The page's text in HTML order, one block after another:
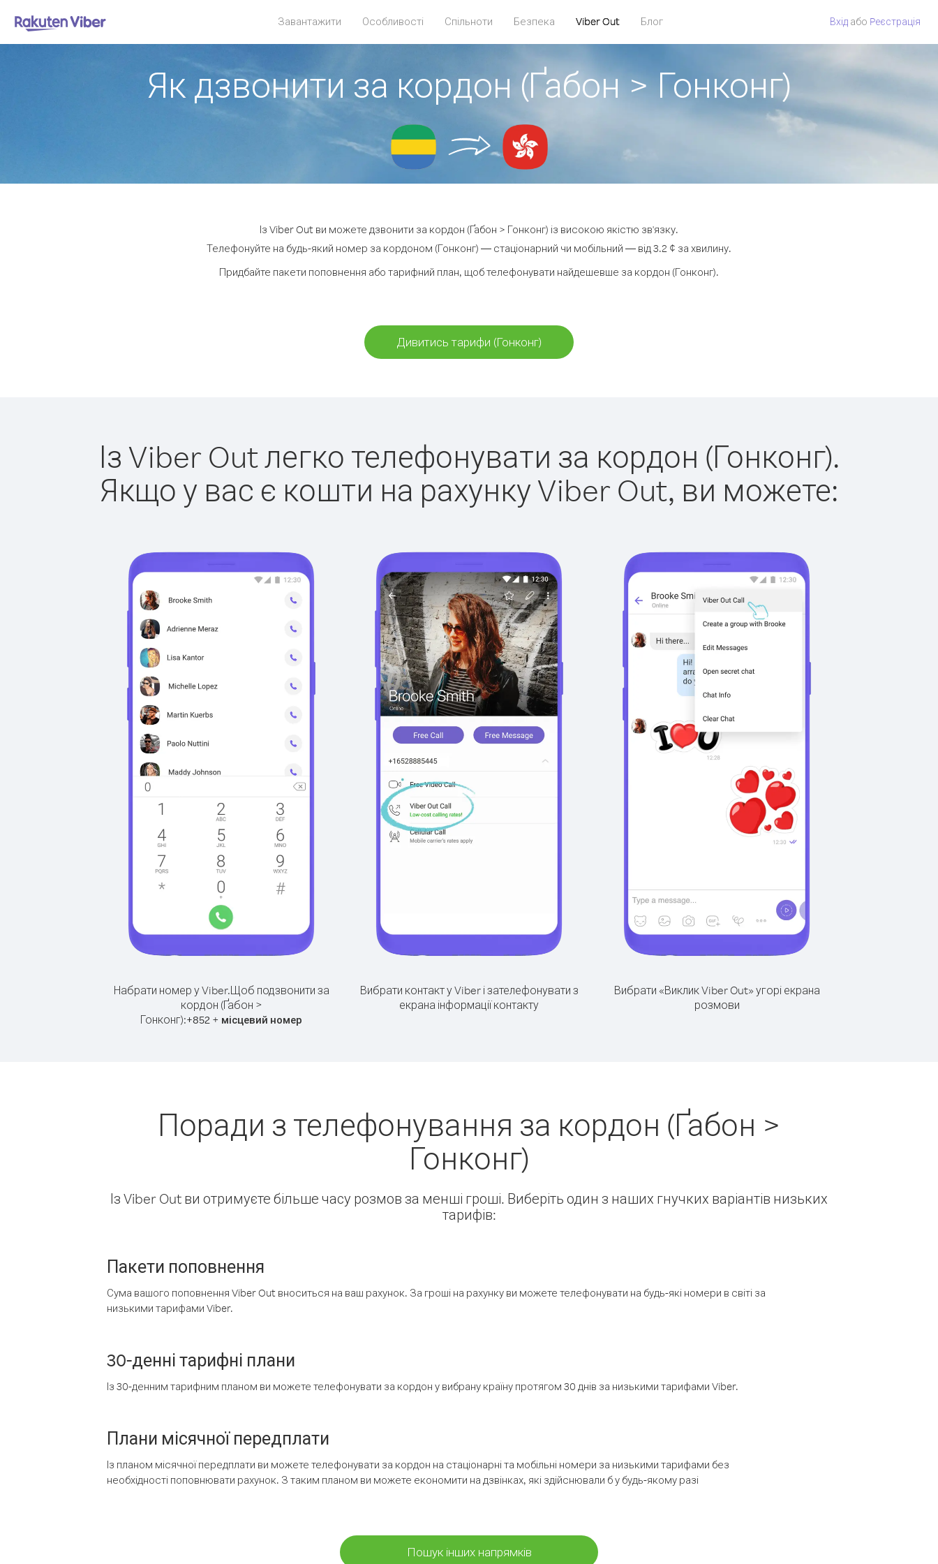
Завантажити Особливості Спільноти Безпека Viber Out Блог Вхід або Pеєстрація
Як дзвонити за кордон (Ґабон > Гонконг)
Із Viber Out ви можете дзвонити за кордон (Ґабон > Гонконг) із високою якістю зв'язку.
Телефонуйте на будь-який номер за кордоном (Гонконг) — стаціонарний чи мобільний — від 3.2 ¢ за хвилину.
Придбайте пакети поповнення або тарифний план, щоб телефонувати найдешевше за кордон (Гонконг).
Дивитись тарифи (Гонконг)
Із Viber Out легко телефонувати за кордон (Гонконг).
Якщо у вас є кошти на рахунку Viber Out, ви можете:
Набрати номер у Viber.Щоб подзвонити за
кордон (Ґабон >
Гонконг):+852 + місцевий номер
Вибрати контакт у Viber і зателефонувати з
екрана інформації контакту
Вибрати «Виклик Viber Out» угорі екрана
розмови
Поради з телефонування за кордон (Ґабон >
Гонконг)
Із Viber Out ви отримуєте більше часу розмов за менші гроші. Виберіть один з наших гнучких варіантів низьких
тарифів:
Пакети поповнення
Сума вашого поповнення Viber Out вноситься на ваш рахунок. За гроші на рахунку ви можете телефонувати на будь-які номери в світі за
низькими тарифами Viber.
30-денні тарифні плани
Із 30-денним тарифним планом ви можете телефонувати за кордон у вибрану країну протягом 30 днів за низькими тарифами Viber.
Плани місячної передплати
Із планом місячної передплати ви можете телефонувати за кордон на стаціонарні та мобільні номери за низькими тарифами без
необхідності поповнювати рахунок. З таким планом ви можете економити на дзвінках, які здійснювали б у будь-якому разі
Пошук інших напрямків